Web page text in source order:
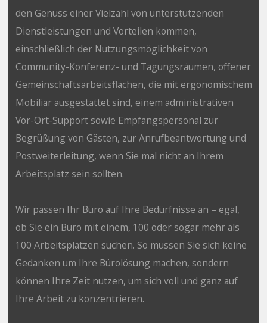
den Genuss einer Vielzahl von unterstützenden
Dienstleistungen und Vorteilen kommen,
einschließlich der Nutzungsmöglichkeit von
Community-Konferenz- und Tagungsräumen, offener
Gemeinschaftsarbeitsflächen, die mit ergonomischem
Mobiliar ausgestattet sind, einem administrativen
Vor-Ort-Support sowie Empfangspersonal zur
Begrüßung von Gästen, zur Anrufbeantwortung und
Postweiterleitung, wenn Sie mal nicht an Ihrem
Arbeitsplatz sein sollten.
Wir passen Ihr Büro auf Ihre Bedürfnisse an – egal,
ob Sie ein Büro mit einem, 100 oder sogar mehr als
100 Arbeitsplätzen suchen. So müssen Sie sich keine
Gedanken um Ihre Bürolösung machen, sondern
können Ihre Zeit nutzen, um sich voll und ganz auf
Ihre Arbeit zu konzentrieren.